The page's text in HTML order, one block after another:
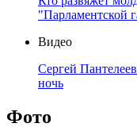
"Парламентской
Видео
Сергей
ночь
Фото